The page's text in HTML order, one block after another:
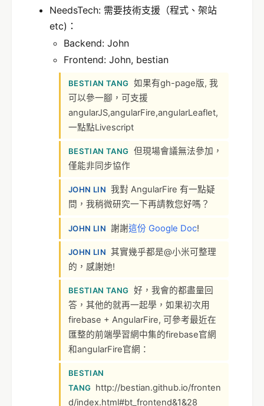
NeedsTech: 需要技術支援（程式、架站
etc)：
Backend: John
Frontend: John, bestian
BESTIAN TANG 如果有gh-page版, 我
可以參一腳，可支援
angularJS,angularFire,angularLeaflet,
一點點Livescript
BESTIAN TANG 但現場會議無法參加，
僅能非同步協作
JOHN LIN 我對 AngularFire 有一點疑
問，我稍微研究一下再請教您好嗎？
JOHN LIN 謝謝這份 Google Doc!
JOHN LIN 其實幾乎都是@小米可整理
的，感謝她!
BESTIAN TANG 好，我會的都盡量回
答，其他的就再一起學，如果初次用
firebase + AngularFire, 可參考最近在
匯整的前端學習網中集的firebase官網
和angularFire官網：
BESTIAN
TANG http://bestian.github.io/fronten
d/index.html#bt_frontend&1&28